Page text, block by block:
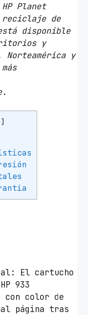
Planet
reciclaje de
disponible
y
Norteamérica y
]
El cartucho
933
con color de
página tras